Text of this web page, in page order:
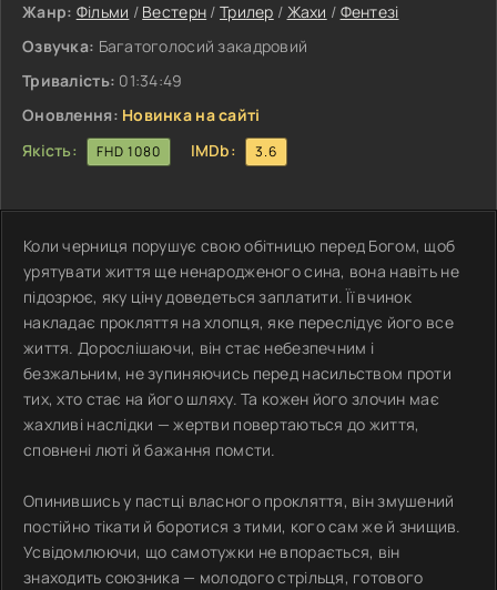
Жанр: Фільми / Вестерн /Трилер / Жахи / Фентезі
Озвучка: Багатоголосий закадровий
Тривалість: 01:34:49
Оновлення: Новинка на сайті
Якість:
FHD 1080 IMDb: 3.6
Коли черниця порушує свою обітницю перед Богом, щоб
урятувати життя ще ненародженого сина, вона навіть не
підозрює, яку ціну доведеться заплатити. Її вчинок
накладає прокляття на хлопця, яке переслідує його все
життя. Дорослішаючи, він стає небезпечним і
безжальним, не зупиняючись перед насильством проти
тих, хто стає на його шляху. Та кожен його злочин має
жахливі наслідки — жертви повертаються до життя,
сповнені люті й бажання помсти.
Опинившись у пастці власного прокляття, він змушений
постійно тікати й боротися з тими, кого сам же й знищив.
Усвідомлюючи, що самотужки не впорається, він
знаходить союзника — молодого стрільця, готового